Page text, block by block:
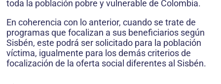
toda la población pobre y vulnerable de Colombia.
En coherencia con lo anterior, cuando se trate de
programas que focalizan a sus beneficiarios según
Sisbén, este podrá ser solicitado para la población
víctima, igualmente para los demás criterios de
focalización de la oferta social diferentes al Sisbén.